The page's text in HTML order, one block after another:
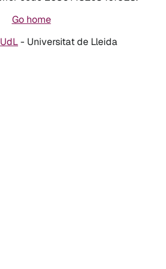
Go home
UdL- Universitat de Lleida